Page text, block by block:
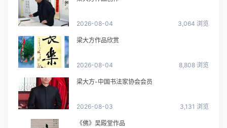
2026-08-04 3,064 浏览
梁大方作品欣赏
2026-08-04 8,808 浏览
梁大方-中国书法家协会会员
2026-08-03 3,131 浏览
《佛》吴殿堂作品